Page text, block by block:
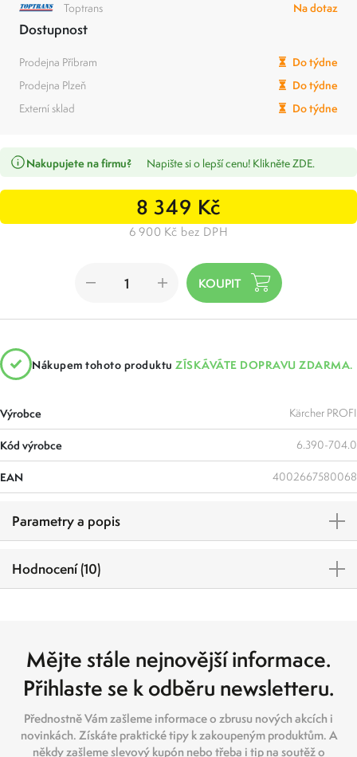
Toptrans
Na dotaz
Dostupnost
Prodejna Příbram
Do týdne
Prodejna Plzeň
Do týdne
Externí sklad
Do týdne
Nakupujete na firmu? Napište si o lepší cenu! Klikněte ZDE.
8 349 Kč
6 900 Kč bez DPH
Nákupem tohoto produktu ZÍSKÁVÁTE DOPRAVU ZDARMA.
Výrobce Kärcher PROFI
Kód výrobce 6.390-704.0
EAN 4002667580068
Parametry a popis
Hodnocení (10)
Mějte stále nejnovější informace.
Přihlaste se k odběru newsletteru.
Přednostně Vám zašleme informace o zbrusu nových akcích i
novinkách. Získáte praktické tipy k zakoupeným produktům. A
někdy zašleme slevový kupón nebo třeba i tip na soutěž o